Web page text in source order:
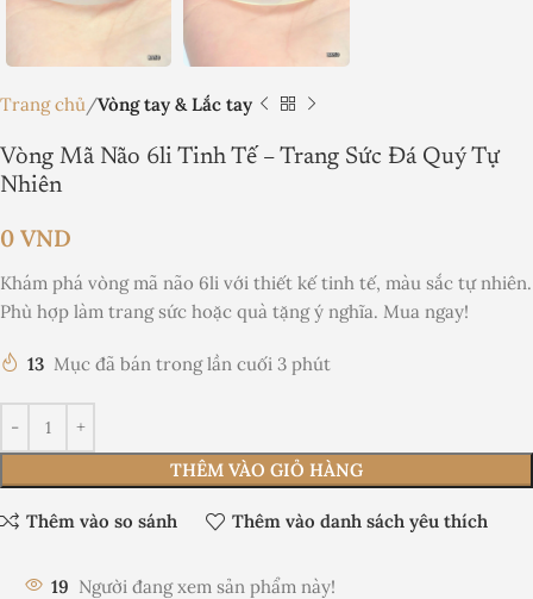
Trang chủ Vòng tay & Lắc tay
Vòng Mã Não 6li Tinh Tế – Trang Sức Đá Quý Tự
Nhiên
0 VND
Khám phá vòng mã não 6li với thiết kế tinh tế, màu sắc tự nhiên.
Phù hợp làm trang sức hoặc quà tặng ý nghĩa. Mua ngay!
13 Mục đã bán trong lần cuối 3 phút
THÊM VÀO GIỎ HÀNG
Thêm vào so sánh Thêm vào danh sách yêu thích
19 Người đang xem sản phẩm này!